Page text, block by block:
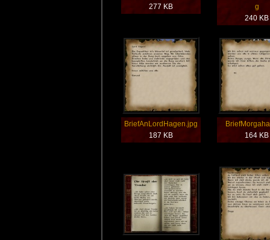
277 KB
g
240 KB
BriefAnLordHagen.jpg
187 KB
164 KB